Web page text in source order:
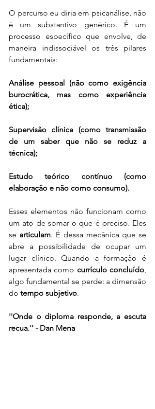
O percurso eu diria em psicanálise, não
é um substantivo genérico. É um
processo específico que envolve, de
maneira indissociável os três pilares
fundamentais:
Análise pessoal (não como exigência
burocrática, mas como experiência
ética);
Supervisão clínica (como transmissão
de um saber que não se reduz a
técnica);
Estudo teórico contínuo (como
elaboração e não como consumo).
Esses elementos não funcionam como
um ato de somar o que é preciso. Eles
se articulam. É dessa mecânica que se
abre a possibilidade de ocupar um
lugar clínico. Quando a formação é
apresentada como currículo concluído,
algo fundamental se perde: a dimensão
do tempo subjetivo.
''Onde o diploma responde, a escuta
recua.'' - Dan Mena